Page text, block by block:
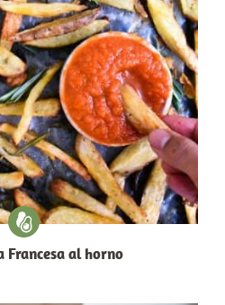
Francesa al horno